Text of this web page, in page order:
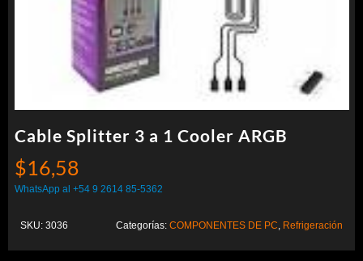
Cable Splitter 3 a 1 Cooler ARGB
$16,58
WhatsApp al +54 9 2614 85-5362
SKU: 3036 Categorías: COMPONENTES DE PC, Refrigeración